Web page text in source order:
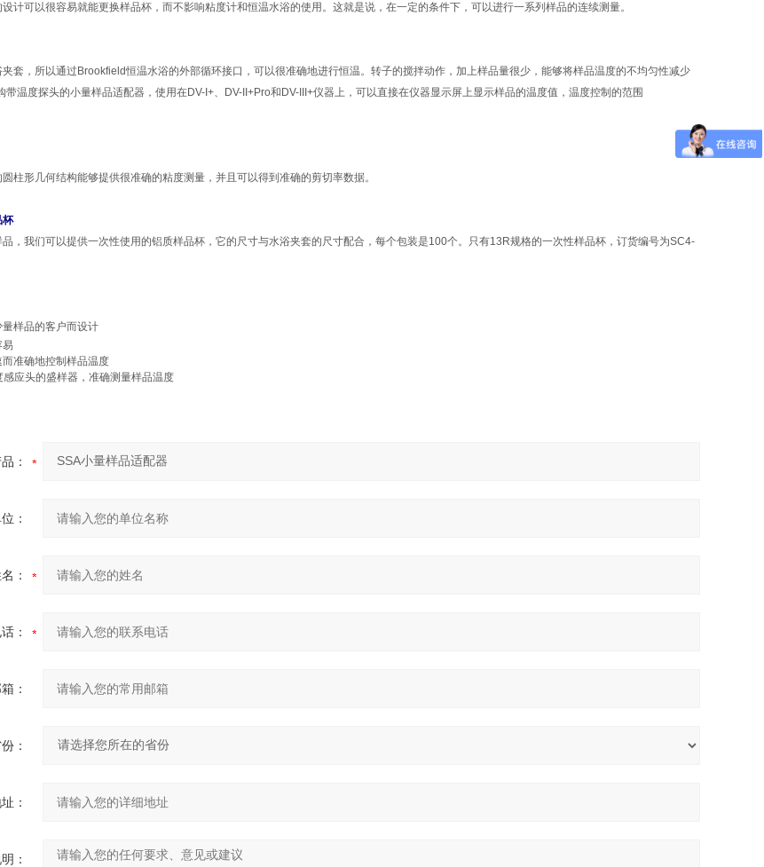
计可以很容易就能更换样品杯，而不影响粘度计和恒温水浴的使用。这就是说，在一定的条件下，可以进行一系列样品的连续测量。
套，所以通过 Brookfield恒温水浴的外部循环接口，可以很准确地进行恒温。转子的搅拌动作，加上样品量很少，能够将样品温度的不均匀性减少
带温度探头的小量样品适配器，使用在DV-I+、 DV-II+Pro和 DV-III+仪器上，可以直接在仪器显示屏上显示样品的温度值，温度控制的范围
柱形几何结构能够提供很准确的粘度测量，并且可以得到准确的剪切率数据。
杯
，我们可以提供一次性使用的铝质样品杯，它的尺寸与水浴夹套的尺寸配合，每个包装是100个。只有13R规格的一次性样品杯，订货编号为SC4-
样品的客户而设计
易
准确地控制样品温度
感应头的盛样器，准确测量样品温度
：
：
：
：
：
：
：
：